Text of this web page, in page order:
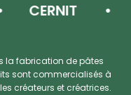
CERNIT
la fabrication de pâtes
sont commercialisés à
créateurs et créatrices.